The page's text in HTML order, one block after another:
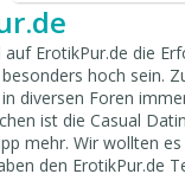
auf ErotikPur.de die
hoch sein.
diversen Foren
ist die Casual
mehr. Wir wollten
den ErotikPur.de